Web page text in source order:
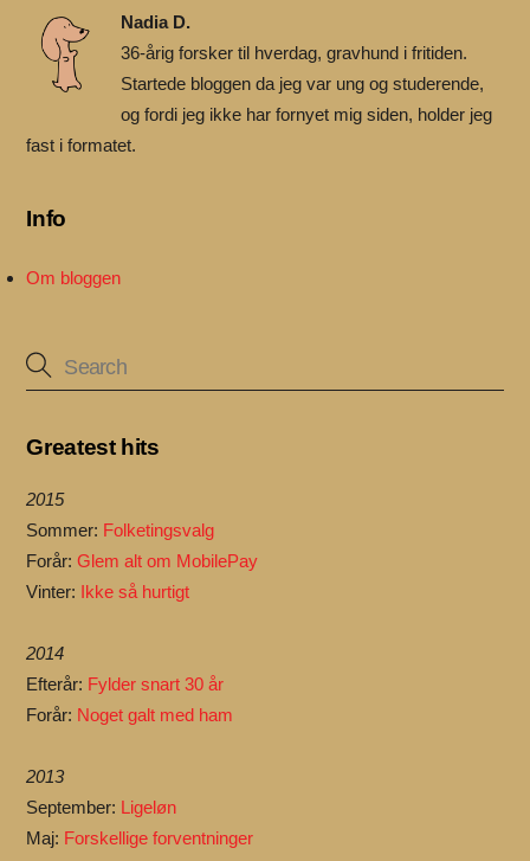
Nadia D.
36-årig forsker til hverdag, gravhund i fritiden.
Startede bloggen da jeg var ung og studerende,
og fordi jeg ikke har fornyet mig siden, holder jeg
fast i formatet.
Info
Om bloggen
Greatest hits
2015
Sommer: Folketingsvalg
Forår:Glem alt om MobilePay
Vinter: Ikke så hurtigt
2014
Efterår: Fylder snart 30 år
Forår: Noget galt med ham
2013
September: Ligeløn
Maj: Forskellige forventninger